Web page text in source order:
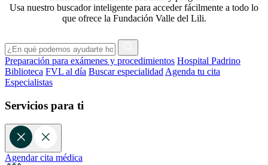
Usa nuestro buscador inteligente para acceder fácilmente a todo lo
que ofrece la Fundación Valle del Lili.
Preparación para exámenes y procedimientos Hospital Padrino
Biblioteca FVL al día Buscar especialidad Agenda tu cita
Especialistas
Servicios para ti
Agendar cita médica